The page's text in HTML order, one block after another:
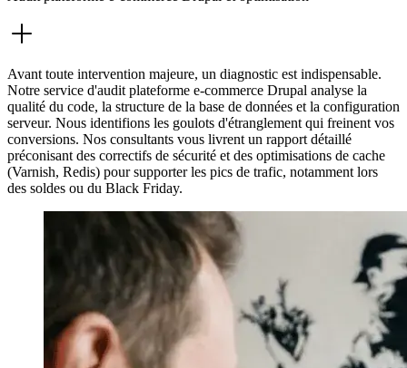
Avant toute intervention majeure, un diagnostic est indispensable.
Notre service d'audit plateforme e-commerce Drupal analyse la
qualité du code, la structure de la base de données et la configuration
serveur. Nous identifions les goulots d'étranglement qui freinent vos
conversions. Nos consultants vous livrent un rapport détaillé
préconisant des correctifs de sécurité et des optimisations de cache
(Varnish, Redis) pour supporter les pics de trafic, notamment lors
des soldes ou du Black Friday.